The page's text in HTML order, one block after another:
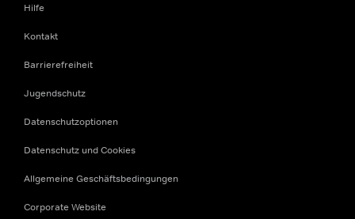
Hilfe
Kontakt
Barrierefreiheit
Jugendschutz
Datenschutzoptionen
Datenschutz und Cookies
Allgemeine Geschäftsbedingungen
Corporate Website